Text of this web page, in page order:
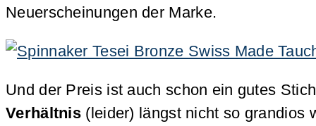
Neuerscheinungen der Marke.
Und der Preis ist auch schon ein gutes
Verhältnis (leider) längst nicht so grandios